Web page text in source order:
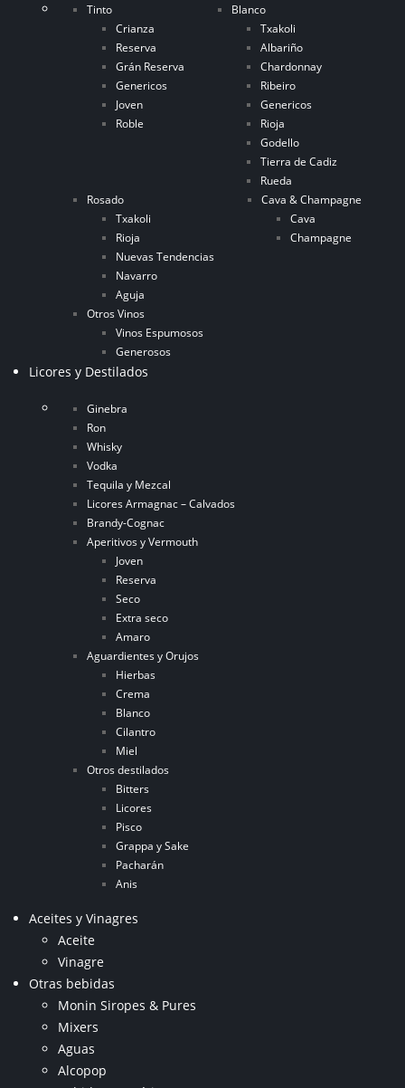
Tinto
Crianza
Reserva
Grán Reserva
Genericos
Joven
Roble
Blanco
Txakoli
Albariño
Chardonnay
Ribeiro
Genericos
Rioja
Godello
Tierra de Cadiz
Rueda
Rosado
Txakoli
Rioja
Nuevas Tendencias
Navarro
Aguja
Cava & Champagne
Cava
Champagne
Otros Vinos
Vinos Espumosos
Generosos
Licores y Destilados
Ginebra
Ron
Whisky
Vodka
Tequila y Mezcal
Licores Armagnac – Calvados
Brandy-Cognac
Aperitivos y Vermouth
Joven
Reserva
Seco
Extra seco
Amaro
Aguardientes y Orujos
Hierbas
Crema
Blanco
Cilantro
Miel
Otros destilados
Bitters
Licores
Pisco
Grappa y Sake
Pacharán
Anis
Aceites y Vinagres
Aceite
Vinagre
Otras bebidas
Monin Siropes & Pures
Mixers
Aguas
Alcopop